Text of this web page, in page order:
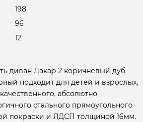
198
96
12
диван Дакар 2 коричневый дуб
подходит для детей и взрослых,
абсолютно
стального прямоугольного
покраски и ЛДСП толщиной 16мм.